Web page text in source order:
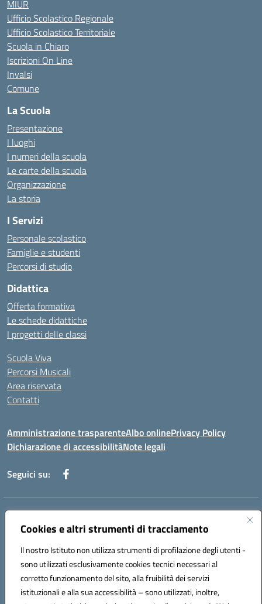
Cookies e altri strumenti di tracciamento
Il nostro Istituto non utilizza strumenti di profilazione degli utenti -
sono utilizzati esclusivamente cookies tecnici necessari al
corretto funzionamento del sito, alla fruibilità dei servizi
istituzionali e alla sua accessibilità – sono utilizzati, inoltre,
MIUR
Ufficio Scolastico Regionale
Ufficio Scolastico Territoriale
Scuola in Chiaro
Iscrizioni On Line
Invalsi
Comune
La Scuola
Presentazione
I luoghi
I numeri della scuola
Le carte della scuola
Organizzazione
La storia
I Servizi
Personale scolastico
Famiglie e studenti
Percorsi di studio
Didattica
Offerta formativa
Le schede didattiche
I progetti delle classi
Scuola Viva
Percorsi Musicali
Area riservata
Contatti
Amministrazione trasparenteAlbo onlinePrivacy Policy
Dichiarazione di accessibilitàNote legali
Seguici su:
Indirizzo:
Centralino:089868360 Email:saic857007@istruzione.it
Codice fiscale: 80025860653
Codice meccanografico:
SAIC857007
Codice Indice delle Pubbliche Amministrazioni (IPA): istsc_saic857007